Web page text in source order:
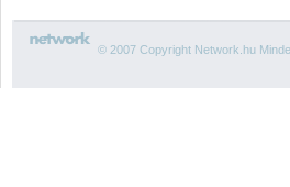
© 2007 Copyright Network.hu